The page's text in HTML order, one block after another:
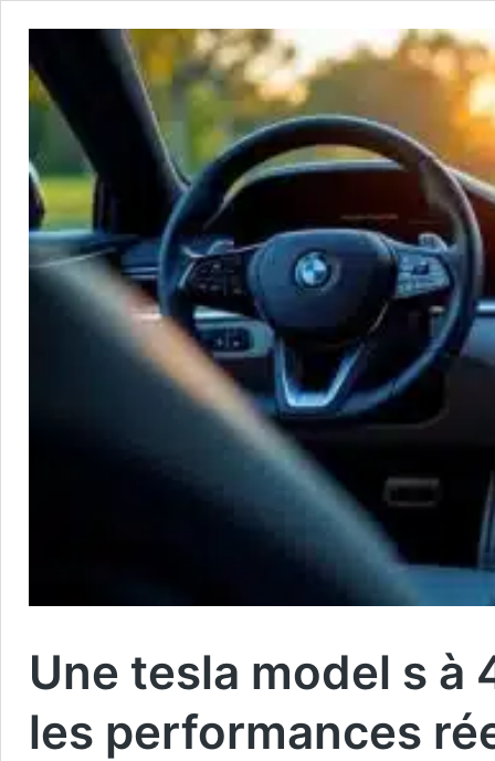
Une tesla model s
les performances